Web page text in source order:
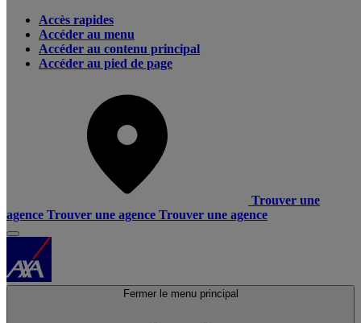
Accès rapides
Accéder au menu
Accéder au contenu principal
Accéder au pied de page
Trouver une
agence Trouver une agence Trouver une agence
Fermer le menu principal